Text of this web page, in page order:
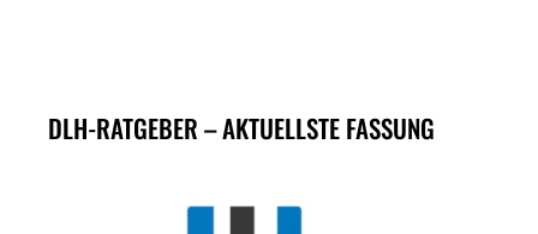
DLH-RATGEBER – AKTUELLSTE FASSUNG